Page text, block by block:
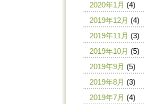
2020年1月 (4)
2019年12月 (4)
2019年11月 (3)
2019年10月 (5)
2019年9月 (5)
2019年8月 (3)
2019年7月 (4)